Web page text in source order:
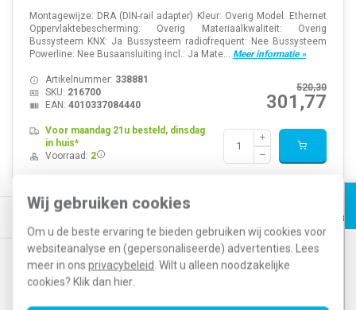
Wij gebruiken cookies
Om u de beste ervaring te bieden gebruiken wij cookies voor
websiteanalyse en (gepersonaliseerde) advertenties. Lees
meer in ons privacybeleid . Wilt u alleen noodzakelijke
cookies? Klik dan hier
Montagewijze: DRA (DIN-rail adapter) Kleur: Overig Model: Ethernet
Oppervlaktebescherming: Overig Materiaalkwaliteit: Overig
Bussysteem KNX: Ja Bussysteem radiofrequent: Nee Bussysteem
Powerline: Nee Busaansluiting incl.: Ja Mate... Meer informatie »
520,30
301,77
Artikelnummer: 338881
SKU: 216700
EAN: 4010337084440
Voor maandag 21u besteld, dinsdag
in huis*
Voorraad: 2
Vertrouwd online sinds
Op de hoogte blijven van acties en nieuwe